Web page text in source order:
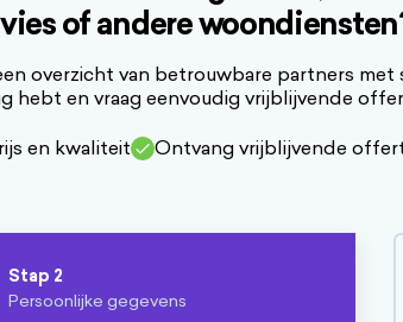
of andere
overzicht van betrouwbare partners met
hebt en vraag eenvoudig vrijblijvende
en kwaliteit Ontvang vrijblijvende
Stap 2
Persoonlijke gegevens